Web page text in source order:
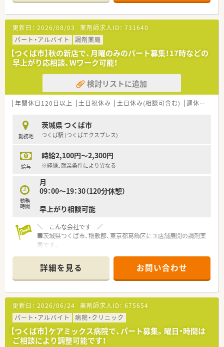
なります
■病棟は2・3・4階にあり、病棟の2・3階に薬剤師を1名ずつ配置し
ています。今後は４Fにも1名配置していきたい考えです。
■医師・看護師との関係は良好で、処方意図の確認なども気兼ね
なく行える関係性です。
■ドクターからの処方箋は手書きです。
■外来は約10数名で基本的には院外処方です。
＜人員体制について＞
■薬剤師は常勤2名、嘱託社員2名、パート社員4名が在籍してお
り、常時4名前後です
■年齢層は40~50代が中心でパート社員は30代が中心です。木
クターが人気のため）
＜福利厚生＞
食事が食べられます。
■病院薬剤師は未経験だが、挑戦したい方
■託児所ありの職場をお探しの方
更新日： 2026/08/03 薬剤師求人ID： 731640
パート・アルバイト
調剤薬局
【つくば市】秋の新店で、月曜のみのパート募集！17時などの
早上がり応相談、Wワーク可能！
検討リストに追加
年間休日120日以上 土日祝休み 土日休み(相談可含む) 週休2.5日以上
勤務地
茨城県 つくば市
つくば駅 (つくばエクスプレス)
給与
時給2,100円～2,300円
※経験、就業条件により異なる
勤務
時間
月
09：00～19：30（120分休憩）
早上がり相談可能
＼ こんな会社です ／
■茨城県つくば市、稲敷郡、東京都葛飾区に３店舗展開の調剤薬
局です。
薬局です。
■有給休暇の取得も積極的に行っており、お休みの融通も利きま
す♪
■音声入力、遠隔入力など大手並みの最新設備を導入しています
■クリニックのお休みに準じて店舗も閉局するため、長期休みの
取得も可能
■経験不問 協調性があり、長くご勤務いただける方、ご応募お
待ちしております♪
■社長のもとで経験や店舗の運営を学びたい方にお勧めです！
詳細を見る お問い合わせ
更新日： 2026/06/24 薬剤師求人ID： 675654
パート・アルバイト
病院・クリニック
【つくば市】ケアミックス病院で、パート募集。曜日・時間は
ご相談により調整可能です！